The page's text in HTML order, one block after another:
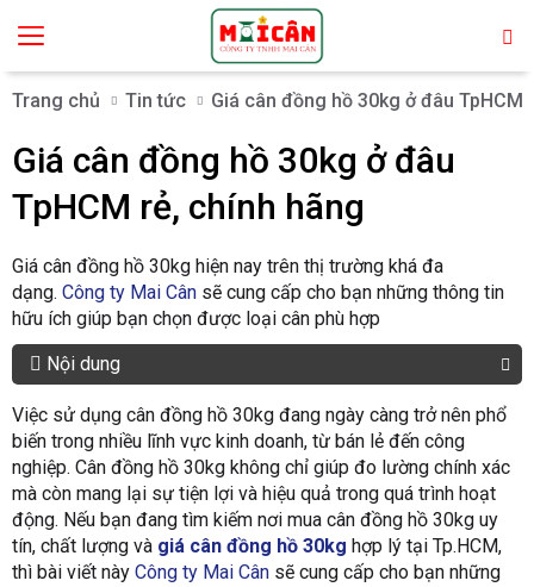
Trang chủ Tin tức Giá cân đồng hồ 30kg ở đâu TpHCM
Giá cân đồng hồ 30kg ở đâu
TpHCM rẻ, chính hãng
Giá cân đồng hồ 30kg hiện nay trên thị trường khá đa
dạng. Công ty Mai Cân sẽ cung cấp cho bạn những thông tin
hữu ích giúp bạn chọn được loại cân phù hợp
Nội dung
Việc sử dụng cân đồng hồ 30kg đang ngày càng trở nên phổ
biến trong nhiều lĩnh vực kinh doanh, từ bán lẻ đến công
nghiệp. Cân đồng hồ 30kg không chỉ giúp đo lường chính xác
mà còn mang lại sự tiện lợi và hiệu quả trong quá trình hoạt
động. Nếu bạn đang tìm kiếm nơi mua cân đồng hồ 30kg uy
tín, chất lượng và giá cân đồng hồ 30kg hợp lý tại Tp.HCM,
thì bài viết này Công ty Mai Cân sẽ cung cấp cho bạn những